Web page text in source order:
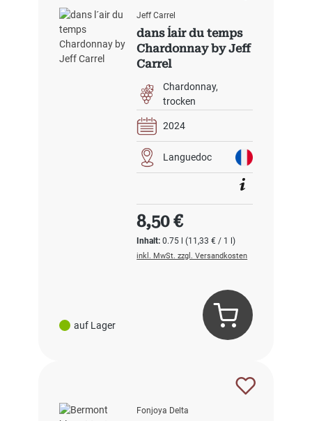
auf Lager
Jeff Carrel
dans l´air du temps
Chardonnay by Jeff
Carrel
Chardonnay
trocken
2024
Languedoc
Inhalt:0.75 l(11,33 € / 1 l)
Regulärer Preis:
8,50 €
inkl. MwSt. zzgl. Versandkosten
Fonjoya Delta